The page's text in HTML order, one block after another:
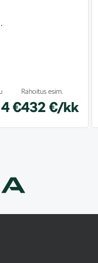
€
Rahoitus esim.
432 €/kk